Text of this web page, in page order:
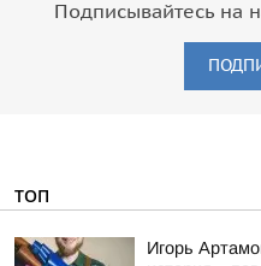
Подписывайтесь на
ТОП
Игорь